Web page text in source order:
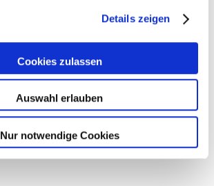
Details zeigen
Cookies zulassen
Auswahl erlauben
Nur notwendige Cookies